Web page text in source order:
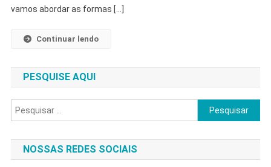
vamos abordar as formas […]
Continuar lendo
PESQUISE AQUI
Pesquisar
por:
NOSSAS REDES SOCIAIS